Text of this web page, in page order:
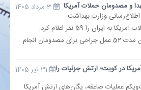
و مصدومان حملات آمریکا
وزارت بهداشت
تعداد شهدای دور جدید حملات آمریکا به ایران را 59 نفر اعلام کرد.
همچنین در این مدت در این مدت 52 عمل جراحی برای مصدومان انجام
در کویت؛ ارتش جزئیات را
عملیات صاعقه، یگان‌های ارتش آمریکا